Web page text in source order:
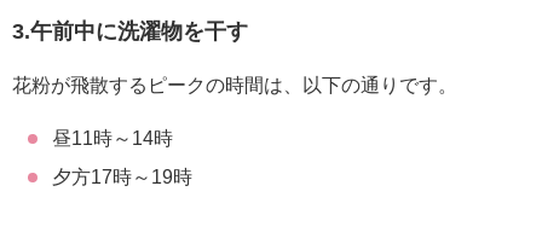
3.午前中に洗濯物を干す
花粉が飛散するピークの時間は、以下の通りです。
昼11時～14時
夕方17時～19時